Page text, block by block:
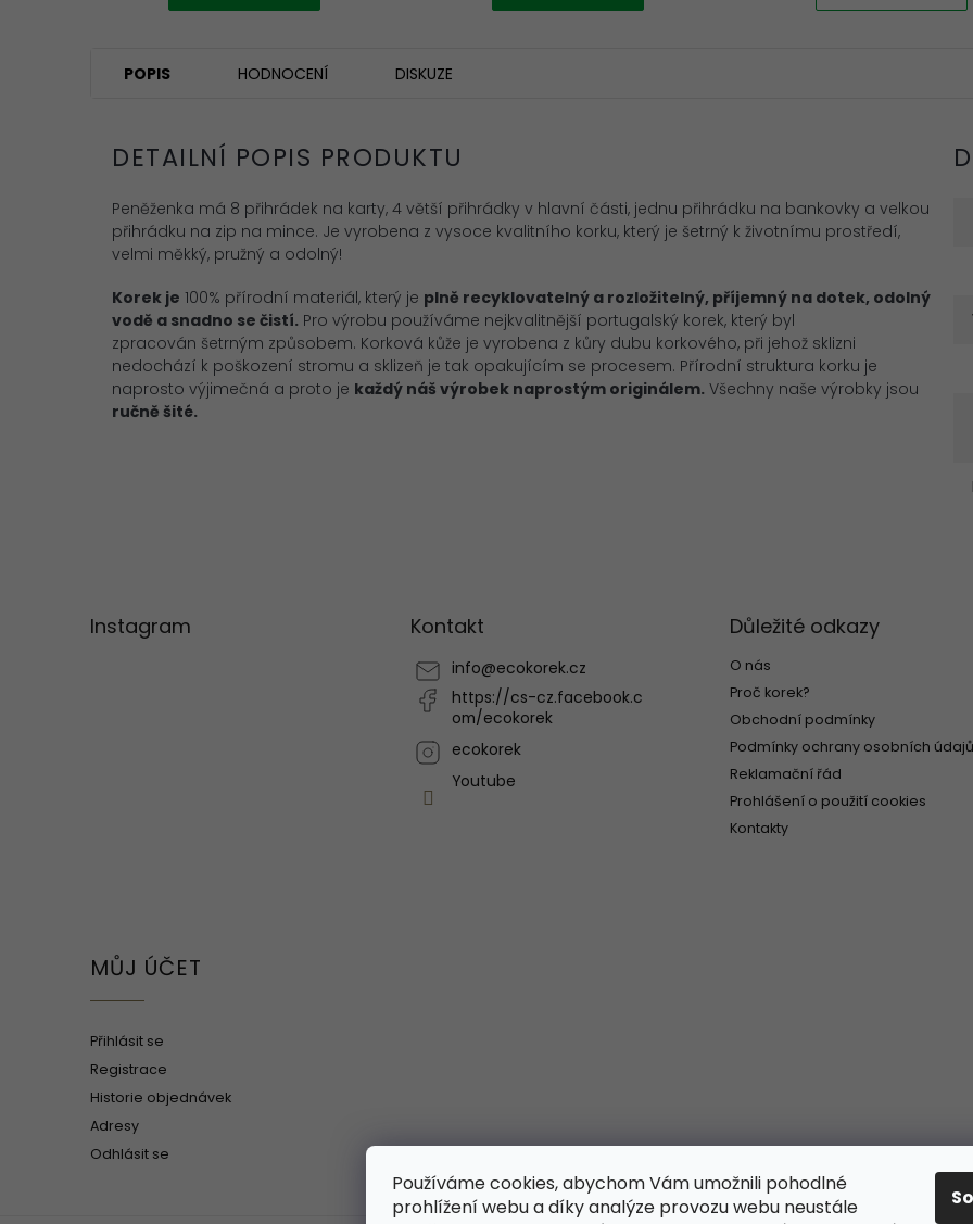
Používáme cookies, abychom Vám umožnili pohodlné
prohlížení webu a díky analýze provozu webu neustále
POPIS HODNOCENÍ DISKUZE
DETAILNÍ POPIS PRODUKTU
Peněženka má 8 přihrádek na karty, 4 větší přihrádky v hlavní části, jednu přihrádku na bankovky a velkou
přihrádku na zip na mince. Je vyrobena z vysoce kvalitního korku, který je šetrný k životnímu prostředí,
velmi měkký, pružný a odolný!
Korek je 100% přírodní materiál, který je plně recyklovatelný a rozložitelný, příjemný na dotek, odolný
vodě a snadno se čistí. Pro výrobu používáme nejkvalitnější portugalský korek, který byl
zpracován šetrným způsobem. Korková kůže je vyrobena z kůry dubu korkového, při jehož sklizni
nedochází k poškození stromu a sklizeň je tak opakujícím se procesem. Přírodní struktura korku je
naprosto výjimečná a proto je každý náš výrobek naprostým originálem. Všechny naše výrobky jsou
ručně šité.
Instagram Kontakt
info@ecokorek.cz
https://cs-cz.facebook.c
om/ecokorek
ecokorek
Youtube
Důležité odkazy
O nás
Proč korek?
Obchodní podmínky
Podmínky ochrany osobních údajů
Reklamační řád
Prohlášení o použití cookies
Kontakty
MŮJ ÚČET
Přihlásit se
Registrace
Historie objednávek
Adresy
Odhlásit se